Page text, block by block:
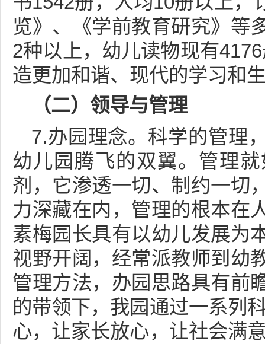
览》、《学前教育研究》等
2种以上，幼儿读物现有
造更加和谐、现代的学习和
（二）领导与管理
7.办园理念。科学的管理
幼儿园腾飞的双翼。管理
剂，它渗透一切、制约一切
力深藏在内，管理的根本在
素梅园长具有以幼儿发展为
视野开阔，经常派教师到幼
管理方法，办园思路具有前
的带领下，我园通过一系列
心，让家长放心，让社会满